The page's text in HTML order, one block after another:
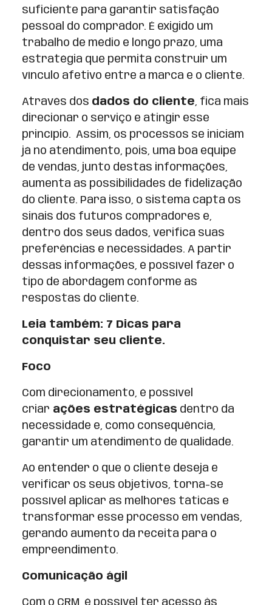
suficiente para garantir satisfação
pessoal do comprador. É exigido um
trabalho de médio e longo prazo, uma
estratégia que permita construir um
vínculo afetivo entre a marca e o cliente.
Através dos dados do cliente, fica mais
direcionar o serviço e atingir esse
princípio. Assim, os processos se iniciam
já no atendimento, pois, uma boa equipe
de vendas, junto destas informações,
aumenta as possibilidades de fidelização
do cliente. Para isso, o sistema capta os
sinais dos futuros compradores e,
dentro dos seus dados, verifica suas
preferências e necessidades. A partir
dessas informações, é possível fazer o
tipo de abordagem conforme as
respostas do cliente.
Leia também: 7 Dicas para
conquistar seu cliente.
Foco
Com direcionamento, é possível
criar ações estratégicas dentro da
necessidade e, como consequência,
garantir um atendimento de qualidade.
Ao entender o que o cliente deseja e
verificar os seus objetivos, torna-se
possível aplicar as melhores táticas e
transformar esse processo em vendas,
gerando aumento da receita para o
empreendimento.
Comunicação ágil
Com o CRM, é possível ter acesso às